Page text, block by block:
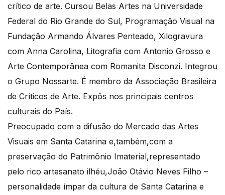
crítico de arte. Cursou Belas Artes na Universidade
Federal do Rio Grande do Sul, Programação Visual na
Fundação Armando Álvares Penteado, Xilogravura
com Anna Carolina, Litografia com Antonio Grosso e
Arte Contemporânea com Romanita Disconzi. Integrou
o Grupo Nossarte. É membro da Associação Brasileira
de Críticos de Arte. Expôs nos principais centros
culturais do País.
Preocupado com a difusão do Mercado das Artes
Visuais em Santa Catarina e,também,com a
preservação do Patrimônio Imaterial,representado
pelo rico artesanato ilhéu,João Otávio Neves Filho –
personalidade ímpar da cultura de Santa Catarina e